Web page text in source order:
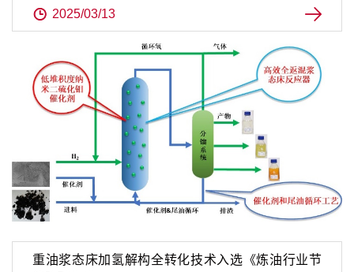
2025/03/13
重油浆态床加氢解构全转化技术入选《炼油行业节